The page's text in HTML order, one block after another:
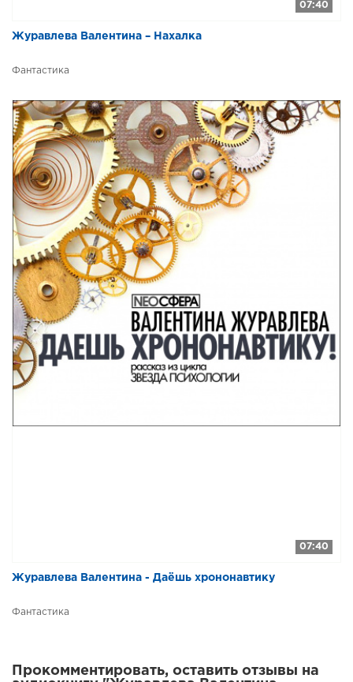
07:40
Журавлева Валентина – Нахалка
Фантастика
07:40
Журавлева Валентина - Даёшь хрононавтику
Фантастика
Прокомментировать, оставить отзывы на